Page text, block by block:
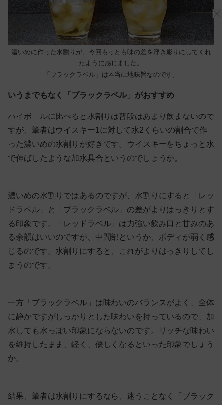
濃いめに作った水割りが、今回もっとも味の差を浮き彫りにしてくれ
たように感じました。
「ブラックラベル」は本当に地味旨なのです。
いうまでもなく「ブラックラベル」がおすすめ
ハイボールに比べると水割りは普段はあまり飲まないので
すが、筆者はウイスキー1に対して水2くらいの割合で作
った濃いめの水割りが好きです。ウイスキーをちょっと水
で伸ばしたような加水具合というのでしょうか。
濃いめの水割りではあるのですが、水割りにすると「レッ
ドラベル」と「ブラックラベル」の差がよりはっきりとす
る印象です。「レッドラベル」は力強い飲み口と甘みのあ
る余韻はいいのですが、中間部というか、ボディが弱く感
じるのです。水割りにすると、これがよりはっきりしてし
まうのです。
一方「ブラックラベル」は味わいのバランスがよく、全体
に静かですがしっかりとした味わいを持っているので、加
水しても水っぽい印象にならないのです。リッチな味わい
を維持したまま、軽く、優しくなるといった印象でしょう
か。
結果、筆者は水割りにするなら、迷うことなく「ブラック